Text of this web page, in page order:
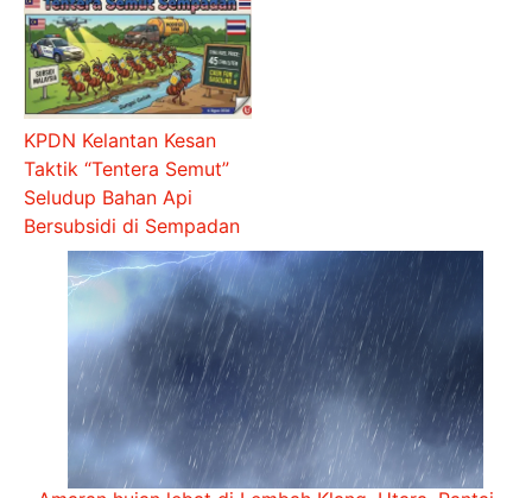
KPDN Kelantan Kesan
Taktik “Tentera Semut”
Seludup Bahan Api
Bersubsidi di Sempadan